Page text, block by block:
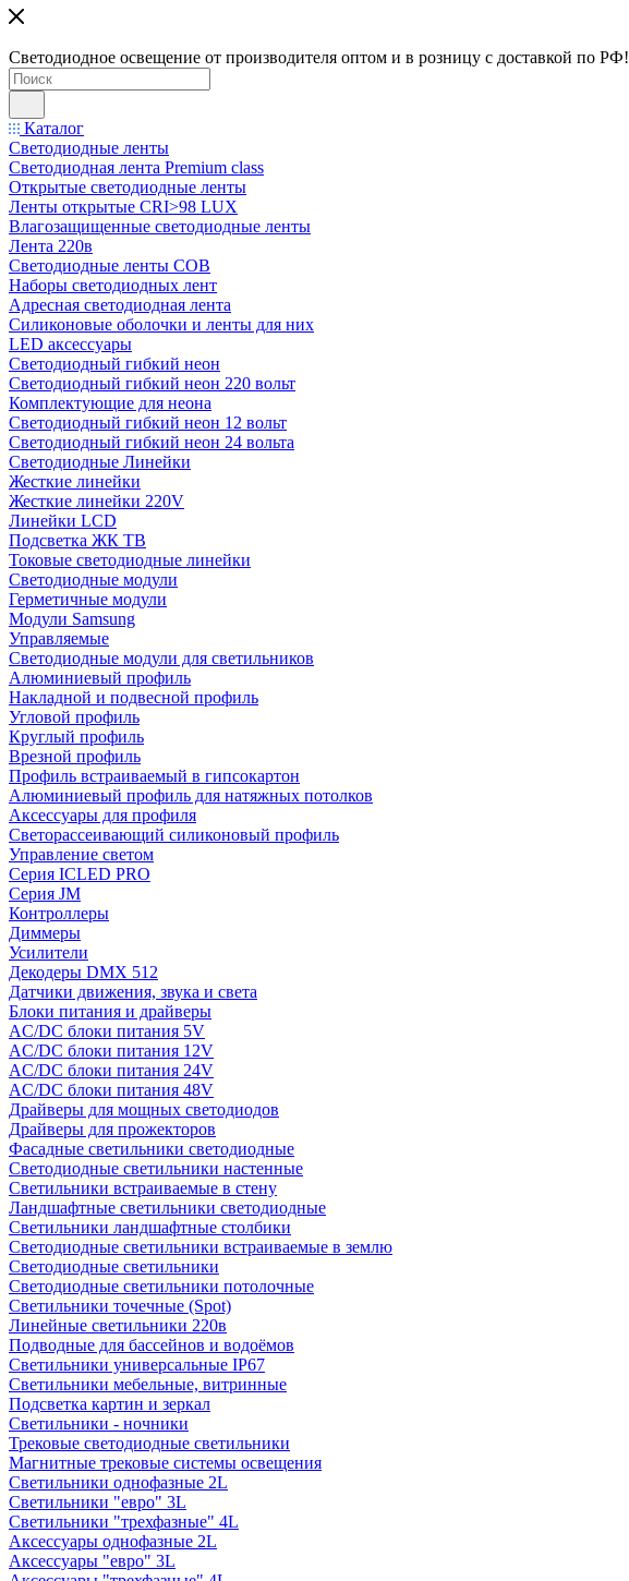
Светодиодное освещение от производителя оптом и в розницу с доставкой по РФ!
Каталог
Светодиодные ленты
Светодиодная лента Premium class
Открытые светодиодные ленты
Ленты открытые CRI>98 LUX
Влагозащищенные светодиодные ленты
Лента 220в
Светодиодные ленты COB
Наборы светодиодных лент
Адресная светодиодная лента
Силиконовые оболочки и ленты для них
LED аксессуары
Светодиодный гибкий неон
Светодиодный гибкий неон 220 вольт
Комплектующие для неона
Светодиодный гибкий неон 12 вольт
Светодиодный гибкий неон 24 вольта
Светодиодные Линейки
Жесткие линейки
Жесткие линейки 220V
Линейки LCD
Подсветка ЖК ТВ
Токовые светодиодные линейки
Светодиодные модули
Герметичные модули
Модули Samsung
Управляемые
Светодиодные модули для светильников
Алюминиевый профиль
Накладной и подвесной профиль
Угловой профиль
Круглый профиль
Врезной профиль
Профиль встраиваемый в гипсокартон
Алюминиевый профиль для натяжных потолков
Аксессуары для профиля
Светорассеивающий силиконовый профиль
Управление светом
Серия ICLED PRO
Серия JM
Контроллеры
Диммеры
Усилители
Декодеры DMX 512
Датчики движения, звука и света
Блоки питания и драйверы
AC/DC блоки питания 5V
AC/DC блоки питания 12V
AC/DC блоки питания 24V
AC/DC блоки питания 48V
Драйверы для мощных светодиодов
Драйверы для прожекторов
Фасадные светильники светодиодные
Светодиодные светильники настенные
Светильники встраиваемые в стену
Ландшафтные светильники светодиодные
Светильники ландшафтные столбики
Светодиодные светильники встраиваемые в землю
Светодиодные светильники
Светодиодные светильники потолочные
Светильники точечные (Spot)
Линейные светильники 220в
Подводные для бассейнов и водоёмов
Светильники универсальные IP67
Светильники мебельные, витринные
Подсветка картин и зеркал
Светильники - ночники
Трековые светодиодные светильники
Магнитные трековые системы освещения
Светильники однофазные 2L
Светильники "евро" 3L
Светильники "трехфазные" 4L
Аксессуары однофазные 2L
Аксессуары "евро" 3L